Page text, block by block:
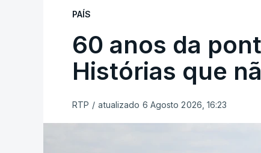
PAÍS
60 anos da
Histórias que
RTP / atualizado 6 Agosto 2026, 16:23